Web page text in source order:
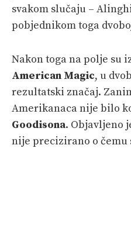
svakom slučaju –
pobjednikom toga
Nakon toga na polje su
American Magic, u
rezultatski značaj.
Amerikanaca nije bilo
Goodisona. Objavljeno
nije precizirano o čemu